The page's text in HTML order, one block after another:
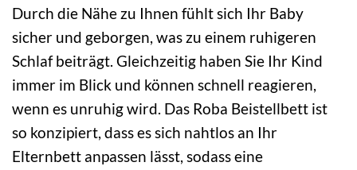
Durch die Nähe zu Ihnen fühlt sich Ihr Baby
sicher und geborgen, was zu einem ruhigeren
Schlaf beiträgt. Gleichzeitig haben Sie Ihr Kind
immer im Blick und können schnell reagieren,
wenn es unruhig wird. Das Roba Beistellbett ist
so konzipiert, dass es sich nahtlos an Ihr
Elternbett anpassen lässt, sodass eine